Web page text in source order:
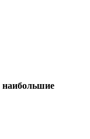
наибольшие